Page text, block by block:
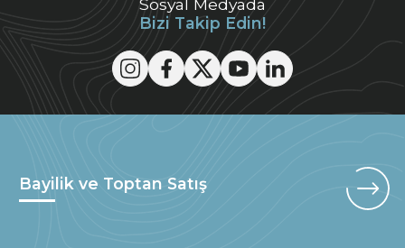
Sosyal Medyada
Bizi Takip Edin!
Bayilik ve Toptan Satış